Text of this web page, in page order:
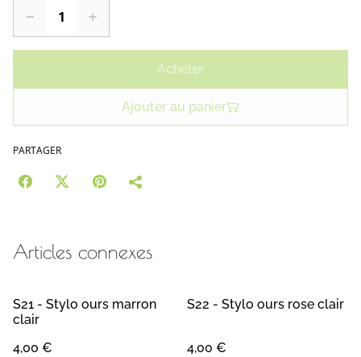
Acheter
Ajouter au panier
PARTAGER
Articles connexes
S21 - Stylo ours marron
clair
4,00 €
S22 - Stylo ours rose clair
4,00 €